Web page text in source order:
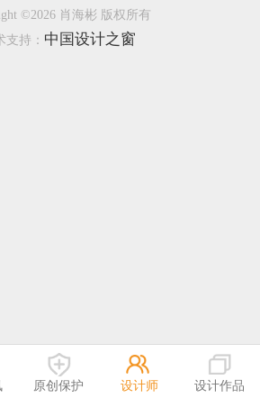
用户作品已成功备案！
©2026 肖海彬 版权所有
支持： 中国设计之窗
原创保护 设计师 设计作品